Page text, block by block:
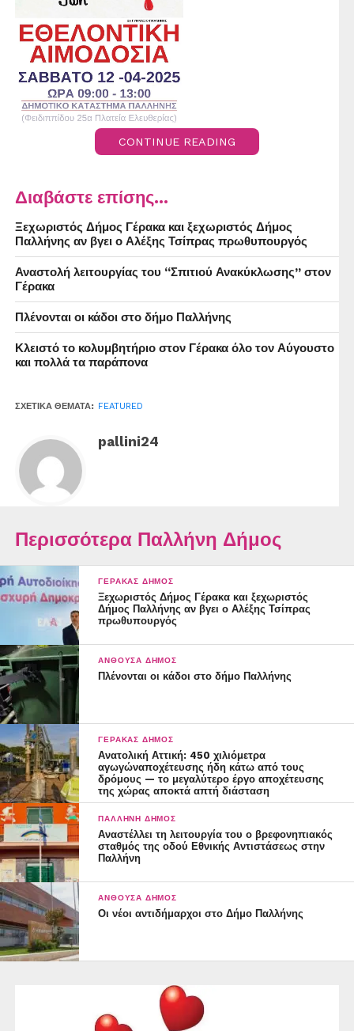
CONTINUE READING
Διαβάστε επίσης...
Ξεχωριστός Δήμος Γέρακα και ξεχωριστός Δήμος
Παλλήνης αν βγει ο Αλέξης Τσίπρας πρωθυπουργός
Αναστολή λειτουργίας του “Σπιτιού Ανακύκλωσης” στον
Γέρακα
Πλένονται οι κάδοι στο δήμο Παλλήνης
Κλειστό το κολυμβητήριο στον Γέρακα όλο τον Αύγουστο
και πολλά τα παράπονα
ΣΧΕΤΙΚΆ ΘΈΜΑΤΑ: FEATURED
pallini24
Περισσότερα Παλλήνη Δήμος
ΓΈΡΑΚΑΣ ΔΉΜΟΣ
Ξεχωριστός Δήμος Γέρακα και ξεχωριστός
Δήμος Παλλήνης αν βγει ο Αλέξης Τσίπρας
πρωθυπουργός
ΑΝΘΟΎΣΑ ΔΉΜΟΣ
Πλένονται οι κάδοι στο δήμο Παλλήνης
ΓΈΡΑΚΑΣ ΔΉΜΟΣ
Ανατολική Αττική: 450 χιλιόμετρα
αγωγώναποχέτευσης ήδη κάτω από τους
δρόμους — το μεγαλύτερο έργο αποχέτευσης
της χώρας αποκτά απτή διάσταση
ΠΑΛΛΉΝΗ ΔΉΜΟΣ
Αναστέλλει τη λειτουργία του ο βρεφονηπιακός
σταθμός της οδού Εθνικής Αντιστάσεως στην
Παλλήνη
ΑΝΘΟΎΣΑ ΔΉΜΟΣ
Οι νέοι αντιδήμαρχοι στο Δήμο Παλλήνης